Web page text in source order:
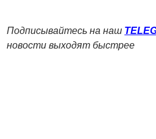
Подписывайтесь на наш
новости выходят быстрее